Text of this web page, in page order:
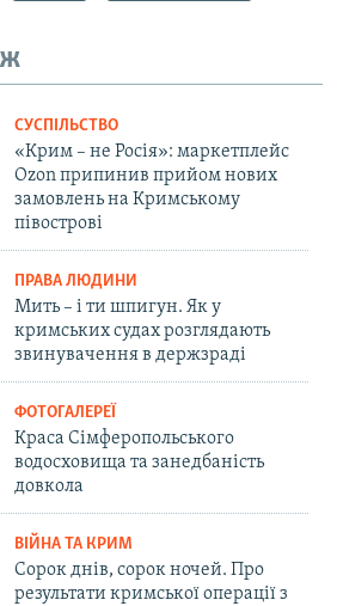
СУСПІЛЬСТВО
«Крим – не Росія»: маркетплейс
Ozon припинив прийом нових
замовлень на Кримському
півострові
ПРАВА ЛЮДИНИ
Мить – і ти шпигун. Як у
кримських судах розглядають
звинувачення в держзраді
ФОТОГАЛЕРЕЇ
Краса Сімферопольського
водосховища та занедбаність
довкола
ВІЙНА ТА КРИМ
Сорок днів, сорок ночей. Про
результати кримської операції з